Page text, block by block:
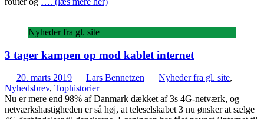
Nyheder fra gl. site
3 tager kampen op mod kablet internet
20. marts 2019 Lars Bennetzen Nyheder fra gl. site,
Nyhedsbrev, Tophistorier
Nu er mere end 98% af Danmark dækket af 3s 4G-netværk, og
netværkshastigheden er så høj, at teleselskabet 3 nu ønsker at sælge